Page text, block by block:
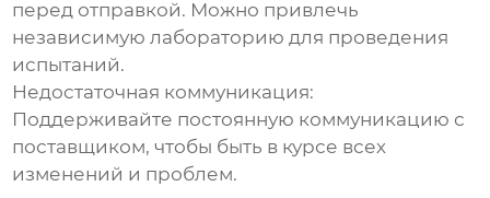
перед отправкой. Можно привлечь
независимую лабораторию для проведения
испытаний.
Недостаточная коммуникация:
Поддерживайте постоянную коммуникацию с
поставщиком, чтобы быть в курсе всех
изменений и проблем.